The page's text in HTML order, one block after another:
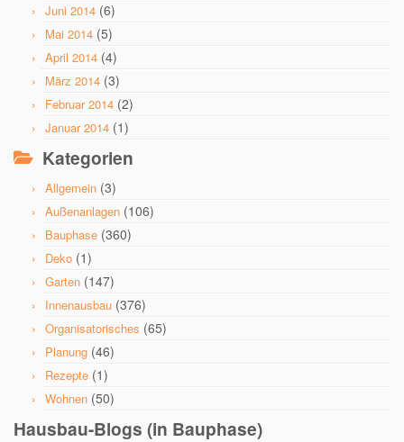
Juni 2014 (6)
Mai 2014 (5)
April 2014 (4)
März 2014 (3)
Februar 2014 (2)
Januar 2014 (1)
Kategorien
Allgemein (3)
Außenanlagen (106)
Bauphase (360)
Deko (1)
Garten (147)
Innenausbau (376)
Organisatorisches (65)
Planung (46)
Rezepte (1)
Wohnen (50)
Hausbau-Blogs (in Bauphase)